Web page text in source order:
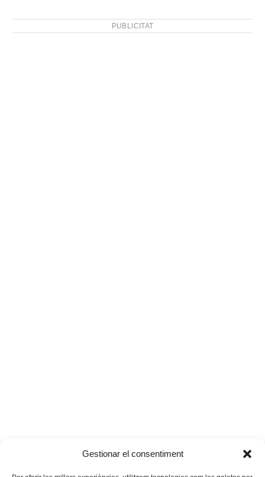
Gestionar el consentiment
PUBLICITAT